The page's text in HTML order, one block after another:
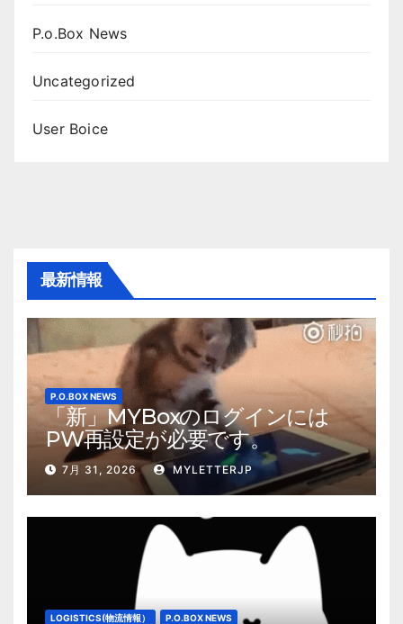
P.o.Box News
Uncategorized
User Boice
最新情報
P.O.BOX NEWS
「新」MYBoxのログインには
PW再設定が必要です。
7月 31, 2026 MYLETTERJP
LOGISTICS(物流情報） P.O.BOX NEWS